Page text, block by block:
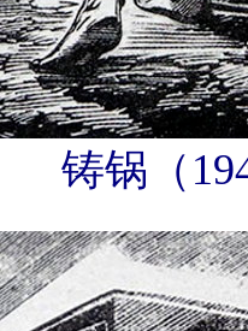
铸锅（